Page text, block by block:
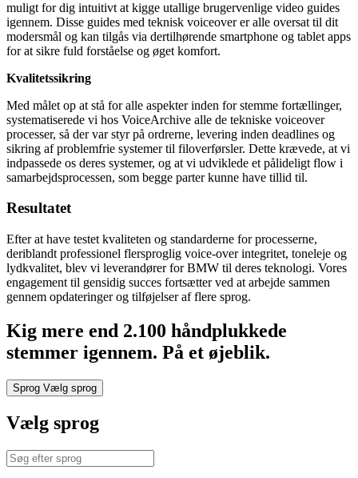
muligt for dig intuitivt at kigge utallige brugervenlige video guides
igennem. Disse guides med teknisk voiceover er alle oversat til dit
modersmål og kan tilgås via dertilhørende smartphone og tablet apps
for at sikre fuld forståelse og øget komfort.
Kvalitetssikring
Med målet op at stå for alle aspekter inden for stemme fortællinger,
systematiserede vi hos VoiceArchive alle de tekniske voiceover
processer, så der var styr på ordrerne, levering inden deadlines og
sikring af problemfrie systemer til filoverførsler. Dette krævede, at vi
indpassede os deres systemer, og at vi udviklede et pålideligt flow i
samarbejdsprocessen, som begge parter kunne have tillid til.
Resultatet
Efter at have testet kvaliteten og standarderne for processerne,
deriblandt professionel flersproglig voice-over integritet, toneleje og
lydkvalitet, blev vi leverandører for BMW til deres teknologi. Vores
engagement til gensidig succes fortsætter ved at arbejde sammen
gennem opdateringer og tilføjelser af flere sprog.
Kig mere end 2.100 håndplukkede
stemmer igennem. På et øjeblik.
Sprog Vælg sprog
Vælg sprog